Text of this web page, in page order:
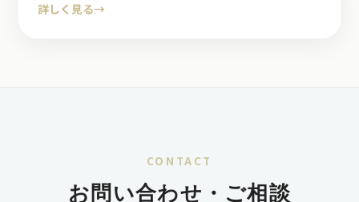
詳しく見る→
CONTACT
お問い合わせ・ご相談